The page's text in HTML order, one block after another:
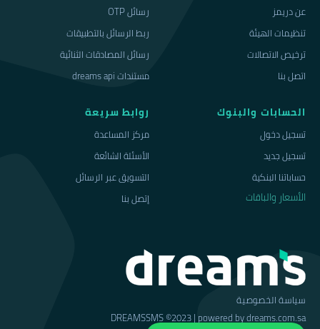
عن دريمز
تنظيمات الهيئة
ترخيص الاتصالات
اتصل بنا
رسائل OTP
ربط الرسائل بالتطبيقات
رسائل المصادقات الثنائية
مستندات dreams api
الحسابات والبنوك
تسجيل دخول
تسجيل جديد
حساباتنا البنكية
الأسعار والباقات
روابط سريعة
مركز المساعدة
الأسئلة الشائعة
التسويق عبر الرسائل
إتصل بنا
سياسة الخصوصية
DREAMSSMS ©2023 | powered by dreams.com.sa